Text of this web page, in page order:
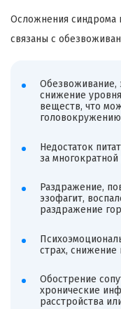
Осложнения синдрома
связаны с
Обезвоживание,
снижение
веществ, что
Недостаток
за
Раздражение,
эзофагит,
раздражение
страх, снижение
Обострение
хронические
расстройства